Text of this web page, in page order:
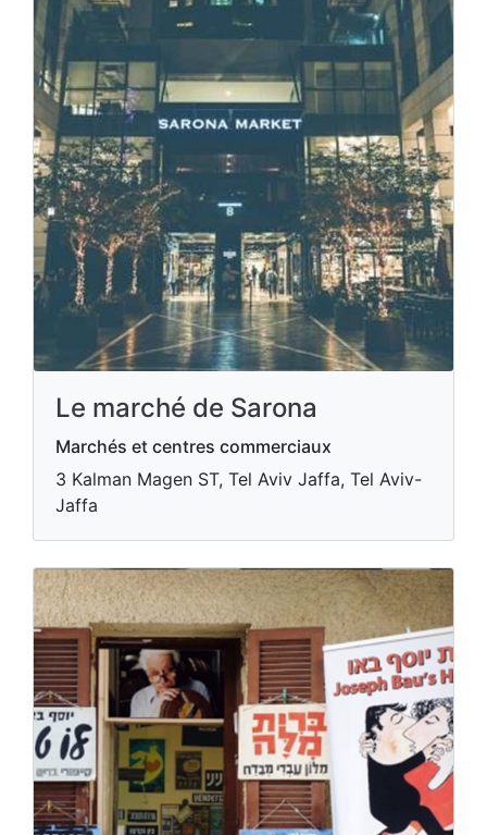
Le marché de Sarona
Marchés et centres commerciaux
3 Kalman Magen ST, Tel Aviv Jaffa, Tel Aviv-
Jaffa